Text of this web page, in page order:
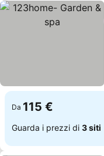
Da 115 €
Guarda i prezzi di 3 siti